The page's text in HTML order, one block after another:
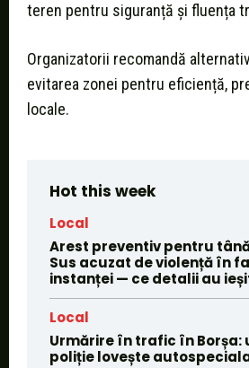
teren pentru siguranță și fluența
Organizatorii recomandă
evitarea zonei pentru eficiență,
locale.
Hot this week
Local
Arest preventiv pentru
Sus acuzat de violență în
instanței — ce detalii au
Local
Urmărire în trafic în Borșa:
poliție lovește